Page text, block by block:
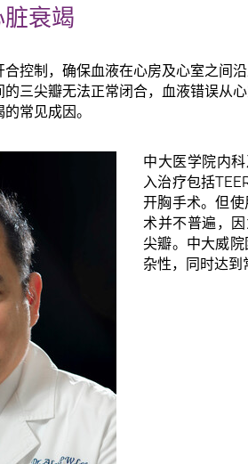
衰竭
控制，确保血液在心房及心室之间
三尖瓣无法正常闭合，血液错误从
常见成因。
中大医学院内
入治疗包括
开胸手术。但
术并不普遍，
尖瓣。中大威
杂性，同时达到